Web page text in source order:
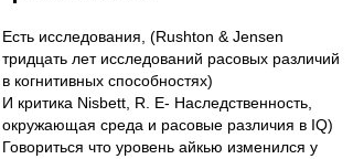
Есть исследования, (Rushton & Jensen
тридцать лет исследований расовых различий
в когнитивных способностях)
И критика Nisbett, R. E- Наследственность,
окружающая среда и расовые различия в IQ)
Говориться что уровень айкью изменился у